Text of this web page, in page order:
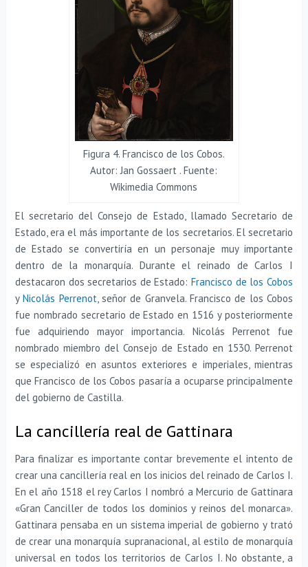
Figura 4. Francisco de los Cobos.
Autor: Jan Gossaert . Fuente:
Wikimedia Commons
El secretario del Consejo de Estado, llamado Secretario de
Estado, era el más importante de los secretarios. El secretario
de Estado se convertiría en un personaje muy importante
dentro de la monarquía. Durante el reinado de Carlos I
destacaron dos secretarios de Estado:Francisco de los Cobos
yNicolás Perrenot, señor de Granvela. Francisco de los Cobos
fue nombrado secretario de Estado en 1516 y posteriormente
fue adquiriendo mayor importancia. Nicolás Perrenot fue
nombrado miembro del Consejo de Estado en 1530. Perrenot
se especializó en asuntos exteriores e imperiales, mientras
que Francisco de los Cobos pasaría a ocuparse principalmente
del gobierno de Castilla.
La cancillería real de Gattinara
Para finalizar es importante contar brevemente el intento de
crear una cancillería real en los inicios del reinado de Carlos I.
En el año 1518 el rey Carlos I nombró a Mercurio de Gattinara
«Gran Canciller de todos los dominios y reinos del monarca».
Gattinara pensaba en un sistema imperial de gobierno y trató
de crear una monarquía supranacional, al estilo de monarquía
universal en todos los territorios de Carlos I. No obstante, a